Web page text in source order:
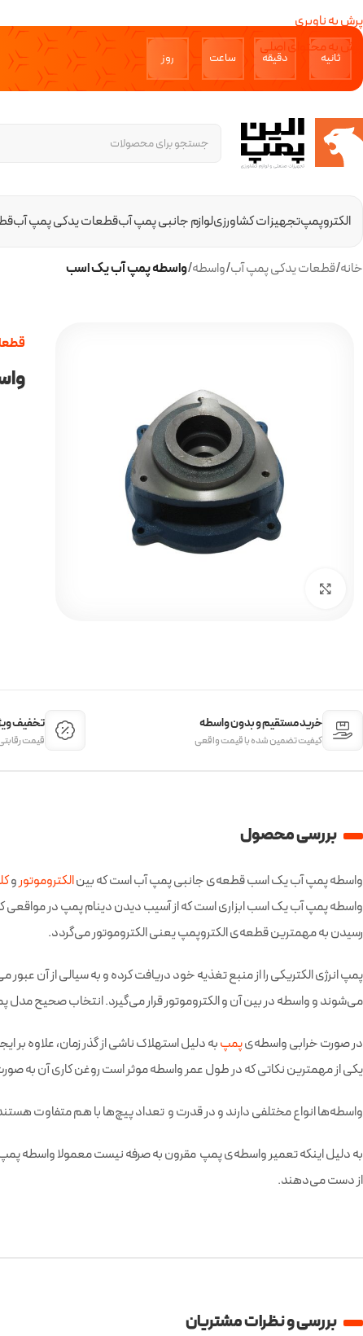
پرش به ناوبری
پرش به محتوای اصلی
روز‌ ساعت دقیقه‌ ثانیه‌
الکتروپمپتجهیزات کشاورزیلوازم جانبی پمپ آبقطعات یدکی پمپ آب
خانه/قطعات یدکی پمپ آب/واسطه/واسطه پمپ آب یک اسب
خرید مستقیم و بدون واسطه
کیفیت تضمین شده با قیمت واقعی
تخفیف
قیمت‌
بررسی محصول
واسطه پمپ آب یک اسب قطعه‌ی جانبی پمپ آب است که بینالکتروموتورو
واسطه پمپ آب یک اسب ابزاری است که از آسیب دیدن دینام پمپ در مواقعی
رسیدن به مهمترین قطعه‌ی الکتروپمپ یعنی الکتروموتور می‌گردد.
پمپ انرژی الکتریکی را از منبع تغذیه خود دریافت کرده و به سیالی از آن
می‌شوند و واسطه در بین آن و الکتروموتور قرار می‌گیرد. انتخاب صحیح مدل
در صورت خرابی واسطه‌یپمپبه دلیل استهلاک ناشی از گذر زمان، علاوه
یکی از مهمترین نکاتی که در طول عمر واسطه موثر است روغن کاری آن به
واسطه‌ها انواع مختلفی دارند و در قدرت و تعداد پیچ‌ها با هم متفاوت
به دلیل اینکه تعمیر واسطه‌‌ی پمپ مقرون به صرفه نیست معمولا واسطه
از دست می‌دهند.
بررسی و نظرات مشتریان